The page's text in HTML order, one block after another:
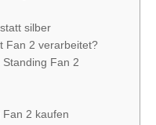
silber
Fan 2 verarbeitet?
Fan 2
Fan 2 kaufen